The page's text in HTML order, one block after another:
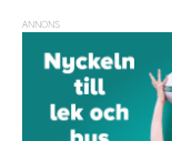
ANNONS